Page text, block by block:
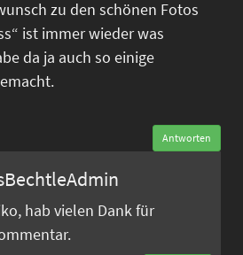
zu den schönen Fotos
ist immer wieder was
da ja auch so einige
Antworten
hab vielen Dank für